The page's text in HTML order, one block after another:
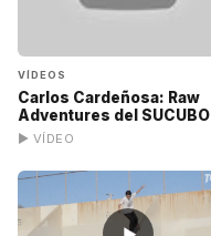
VÍDEOS
Carlos Cardeñosa: Raw
Adventures del SUCUBO
▶ VÍDEO